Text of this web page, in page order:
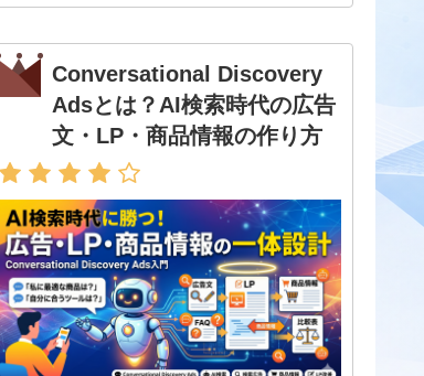
Conversational Discovery
Adsとは？AI検索時代の広告
文・LP・商品情報の作り方